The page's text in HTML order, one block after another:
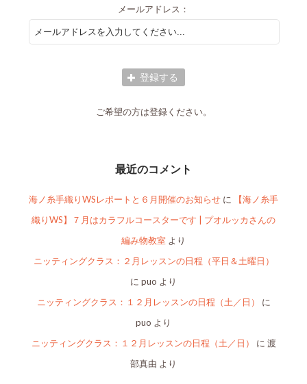
メールアドレス：
ご希望の方は登録ください。
最近のコメント
海ノ糸手織りWSレポートと６月開催のお知らせ に
【海ノ糸手
織りWS】７月はカラフルコースターです | プオルッカさんの
編み物教室 より
ニッティングクラス：２月レッスンの日程（平日＆土曜日）
に puo より
ニッティングクラス：１２月レッスンの日程（土／日）
に
puo より
ニッティングクラス：１２月レッスンの日程（土／日）
に 渡
部真由 より